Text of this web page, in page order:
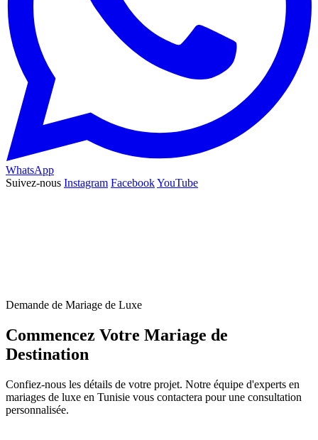
WhatsApp
Suivez-nous Instagram FacebookYouTube
Demande de Mariage de Luxe
Commencez Votre Mariage de
Destination
Confiez-nous les détails de votre projet. Notre équipe d'experts en
mariages de luxe en Tunisie vous contactera pour une consultation
personnalisée.